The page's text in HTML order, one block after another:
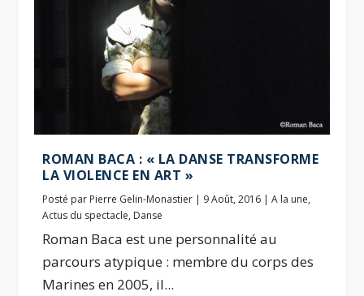
ROMAN BACA : « LA DANSE TRANSFORME
LA VIOLENCE EN ART »
Posté par Pierre Gelin-Monastier | 9 Août, 2016 |A la une,
Actus du spectacle, Danse
Roman Baca est une personnalité au
parcours atypique : membre du corps des
Marines en 2005, il...